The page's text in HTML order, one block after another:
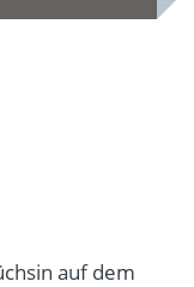
auf dem